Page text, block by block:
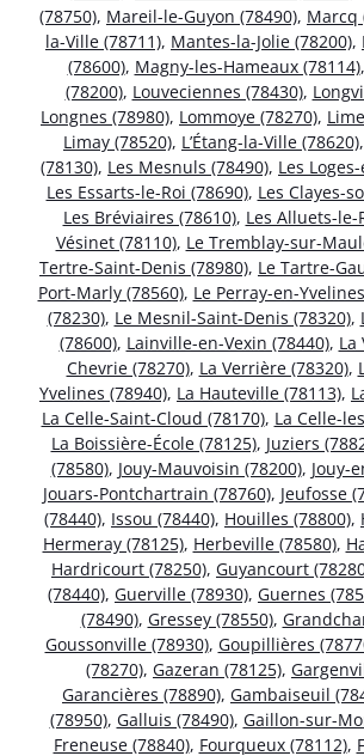
(78750), Mareil-le-Guyon (78490), Marcq
la-Ville (78711), Mantes-la-Jolie (78200),
(78600), Magny-les-Hameaux (78114),
(78200), Louveciennes (78430),
Longnes (78980), Lommoye (78270),
Limay (78520), L’Étang-la-Ville (78620),
(78130), Les Mesnuls (78490), Les
Les Essarts-le-Roi (78690), Les Clayes-
Les Bréviaires (78610), Les Alluets-le-
Vésinet (78110), Le Tremblay-sur-
Tertre-Saint-Denis (78980), Le Tartre-
Port-Marly (78560), Le Perray-en-
(78230), Le Mesnil-Saint-Denis (78320),
(78600), Lainville-en-Vexin (78440), La
Chevrie (78270), La Verrière (78320),
Yvelines (78940), La Hauteville (78113),
La Celle-Saint-Cloud (78170), La Celle-
La Boissière-École (78125), Juziers
(78580), Jouy-Mauvoisin (78200), Jouy-
Jouars-Pontchartrain (78760), Jeufosse
(78440), Issou (78440), Houilles (78800),
Hermeray (78125), Herbeville (78580),
Hardricourt (78250), Guyancourt
(78440), Guerville (78930), Guernes
(78490), Gressey (78550),
Goussonville (78930), Goupillières
(78270), Gazeran (78125),
Garancières (78890), Gambaiseuil
(78950), Galluis (78490), Gaillon-sur-
Freneuse (78840), Fourqueux (78112),